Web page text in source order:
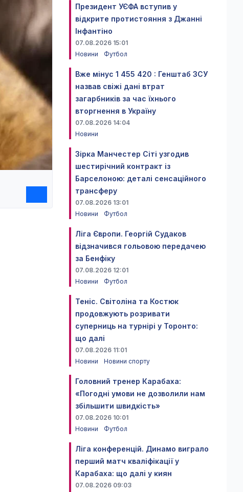
Президент УЄФА вступив у
відкрите протистояння з Джанні
Інфантіно
07.08.2026 15:01
Новини
Футбол
Вже мінус 1 455 420 : Генштаб ЗСУ
назвав свіжі дані втрат
загарбників за час їхнього
вторгнення в Україну
07.08.2026 14:04
Новини
Зірка Манчестер Сіті узгодив
шестирічний контракт із
Барселоною: деталі сенсаційного
трансферу
07.08.2026 13:01
Новини
Футбол
Ліга Європи. Георгій Судаков
відзначився гольовою передачею
за Бенфіку
07.08.2026 12:01
Новини
Футбол
Теніс. Світоліна та Костюк
продовжують розривати
суперниць на турнірі у Торонто:
що далі
07.08.2026 11:01
Новини
Новини спорту
Головний тренер Карабаха:
«Погодні умови не дозволили нам
збільшити швидкість»
07.08.2026 10:01
Новини
Футбол
Ліга конференцій. Динамо виграло
перший матч кваліфікації у
Карабаха: що далі у киян
07.08.2026 09:03